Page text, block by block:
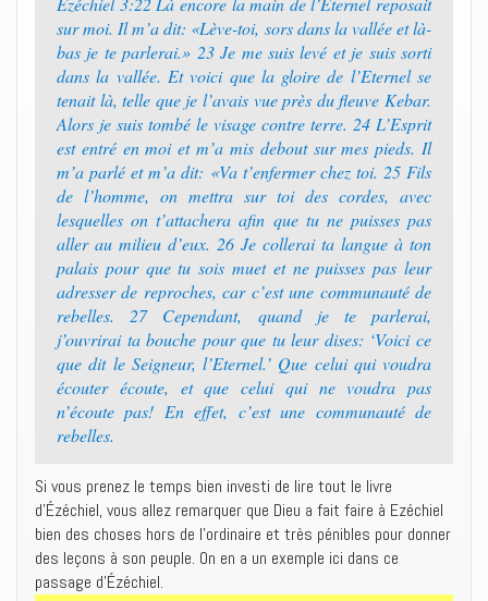
sur moi. Il m’a dit: «Lève-toi, sors dans la vallée et là-
bas je te parlerai.» 23 Je me suis levé et je suis sorti
dans la vallée. Et voici que la gloire de l’Eternel se
tenait là, telle que je l’avais vue près du fleuve Kebar.
Alors je suis tombé le visage contre terre. 24 L’Esprit
est entré en moi et m’a mis debout sur mes pieds. Il
m’a parlé et m’a dit: «Va t’enfermer chez toi. 25 Fils
de l’homme, on mettra sur toi des cordes, avec
lesquelles on t’attachera afin que tu ne puisses pas
aller au milieu d’eux. 26 Je collerai ta langue à ton
palais pour que tu sois muet et ne puisses pas leur
adresser de reproches, car c’est une communauté de
rebelles. 27 Cependant, quand je te parlerai,
j’ouvrirai ta bouche pour que tu leur dises: ‘Voici ce
que dit le Seigneur, l’Eternel.’ Que celui qui voudra
écouter écoute, et que celui qui ne voudra pas
n’écoute pas! En effet, c’est une communauté de
rebelles.
Si vous prenez le temps bien investi de lire tout le livre
d’Ézéchiel, vous allez remarquer que Dieu a fait faire à Ezéchiel
bien des choses hors de l’ordinaire et très pénibles pour donner
des leçons à son peuple. On en a un exemple ici dans ce
passage d’Ézéchiel.